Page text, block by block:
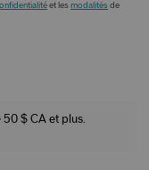
et les modalités de
$ CA et plus.